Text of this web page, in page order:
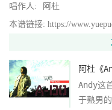
唱作人:
阿杜
本谱链接: https://
阿杜《
Andy这
于熟男